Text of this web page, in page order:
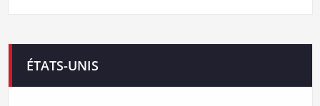
ÉTATS-UNIS